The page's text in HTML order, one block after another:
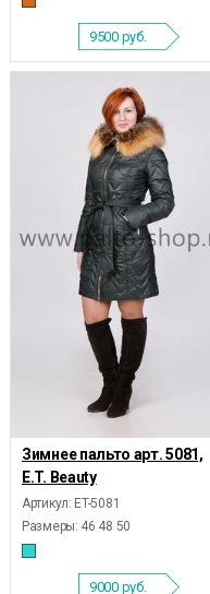
9500 руб.
Зимнее пальто арт. 5081,
E.T. Beauty
Артикул: ET-5081
Размеры: 46 48 50
9000 руб.